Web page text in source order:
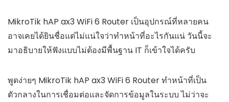
MikroTik hAP ax3 WiFi 6 Router เป็นอุปกรณ์ที่หลายคน
อาจเคยได้ยินชื่อแต่ไม่แน่ใจว่าทำหน้าที่อะไรกันแน่ วันนี้จะ
มาอธิบายให้ฟังแบบไม่ต้องมีพื้นฐาน IT ก็เข้าใจได้ครับ
พูดง่ายๆ MikroTik hAP ax3 WiFi 6 Router ทำหน้าที่เป็น
ตัวกลางในการเชื่อมต่อและจัดการข้อมูลในระบบ ไม่ว่าจะ